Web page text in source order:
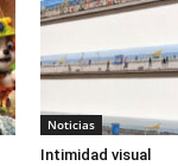
Noticias
Intimidad visual